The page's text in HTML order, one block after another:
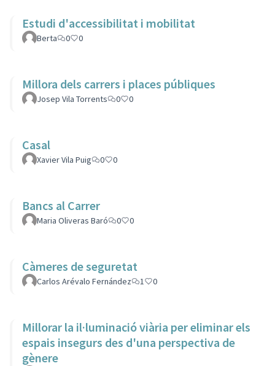
Estudi d'accessibilitat i mobilitat
Berta 0 0
Millora dels carrers i places públiques
Josep Vila Torrents 0 0
Casal
Xavier Vila Puig 0 0
Bancs al Carrer
Maria Oliveras Baró 0 0
Càmeres de seguretat
Carlos Arévalo Fernández 1 0
Millorar la il·luminació viària per eliminar els
espais insegurs des d'una perspectiva de
gènere